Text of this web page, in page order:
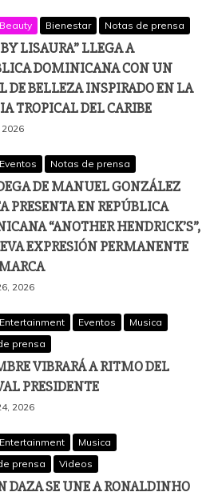
Beauty Bienestar Notas de prensa
LISAURA” LLEGA A
DOMINICANA CON UN
DE BELLEZA INSPIRADO EN LA
TROPICAL DEL CARIBE
2026
Eventos Notas de prensa
DE MANUEL GONZÁLEZ
PRESENTA EN REPÚBLICA
“ANOTHER HENDRICK’S”,
EXPRESIÓN PERMANENTE
2026
Entertainment Eventos
Musica
prensa
VIBRARÁ A RITMO DEL
PRESIDENTE
2026
Entertainment
Musica
prensa
Videos
DAZA SE UNE A RONALDINHO